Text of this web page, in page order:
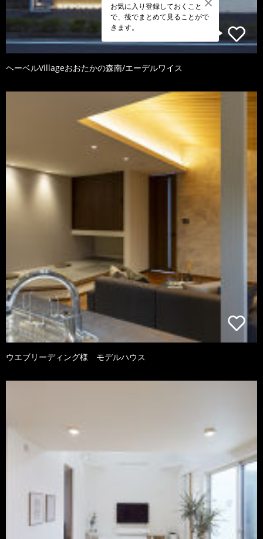
お気に入り登録しておくこと
で、後でまとめて見ることがで
きます。
ヘーベルVillageおおたかの森南/エーデルワイス
ウエブリーディング様 モデルハウス